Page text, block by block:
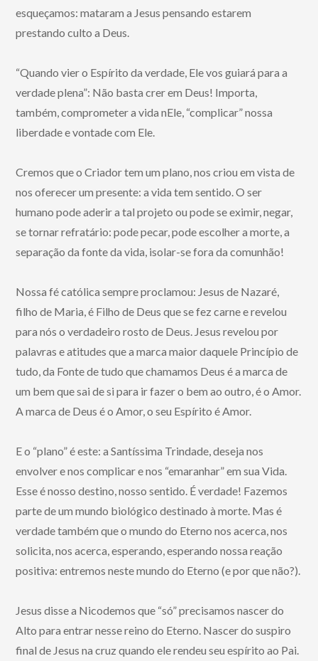
esqueçamos: mataram a Jesus pensando estarem
prestando culto a Deus.
“Quando vier o Espírito da verdade, Ele vos guiará para a
verdade plena”: Não basta crer em Deus! Importa,
também, comprometer a vida nEle, “complicar” nossa
liberdade e vontade com Ele.
Cremos que o Criador tem um plano, nos criou em vista de
nos oferecer um presente: a vida tem sentido. O ser
humano pode aderir a tal projeto ou pode se eximir, negar,
se tornar refratário: pode pecar, pode escolher a morte, a
separação da fonte da vida, isolar-se fora da comunhão!
Nossa fé católica sempre proclamou: Jesus de Nazaré,
filho de Maria, é Filho de Deus que se fez carne e revelou
para nós o verdadeiro rosto de Deus. Jesus revelou por
palavras e atitudes que a marca maior daquele Princípio de
tudo, da Fonte de tudo que chamamos Deus é a marca de
um bem que sai de si para ir fazer o bem ao outro, é o Amor.
A marca de Deus é o Amor, o seu Espírito é Amor.
E o “plano” é este: a Santíssima Trindade, deseja nos
envolver e nos complicar e nos “emaranhar” em sua Vida.
Esse é nosso destino, nosso sentido. É verdade! Fazemos
parte de um mundo biológico destinado à morte. Mas é
verdade também que o mundo do Eterno nos acerca, nos
solicita, nos acerca, esperando, esperando nossa reação
positiva: entremos neste mundo do Eterno (e por que não?).
Jesus disse a Nicodemos que “só” precisamos nascer do
Alto para entrar nesse reino do Eterno. Nascer do suspiro
final de Jesus na cruz quando ele rendeu seu espírito ao Pai.